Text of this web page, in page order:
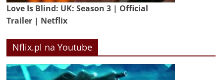
Love Is Blind: UK: Season 3 | Official
Trailer | Netflix
Nflix.pl na Youtube